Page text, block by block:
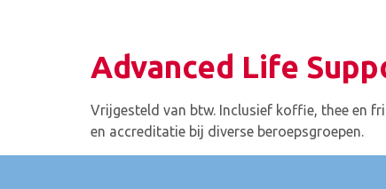
Advanced Life
Vrijgesteld van btw. Inclusief koffie, thee en
en accreditatie bij diverse beroepsgroepen.